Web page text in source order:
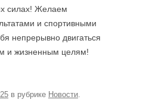
силах! Желаем
и спортивными
непрерывно двигаться
и жизненным целям!
в рубрике Новости